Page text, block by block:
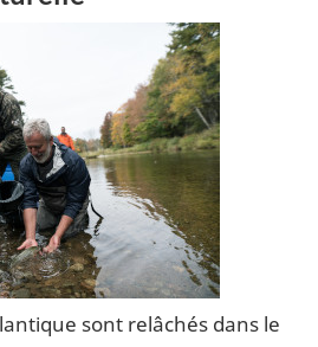
sont relâchés dans le